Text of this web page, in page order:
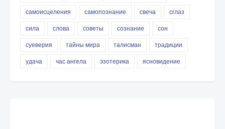
самоисцеления
самопознание свеча
сглаз
сила
слова советы сознание
сон
суеверия
тайны мира талисман
традиции
удача
час ангела эзотерика ясновидение